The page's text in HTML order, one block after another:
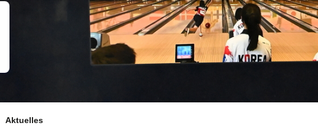
Aktuelles